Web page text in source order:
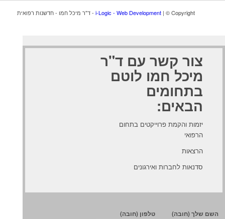
i-Logic - Web Development | © Copyright - ד"ר מיכל חמו - חדשנות רפואית
צור קשר עם ד"ר
מיכל חמו לוטם
בתחומים
הבאים:
יזמות והקמת פרוייקטים בתחום
הרפואי
הרצאות
סדנאות לחברות ואירגונים
השם שלך (חובה) טלפון (חובה)